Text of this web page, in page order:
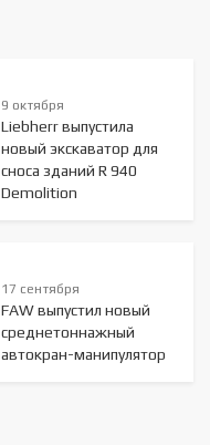
9 октября
Liebherr выпустила
новый экскаватор для
сноса зданий R 940
Demolition
17 сентября
FAW выпустил новый
среднетоннажный
автокран-манипулятор